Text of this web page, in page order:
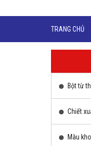
TRANG CHỦ
Bột từ
Chiết
Màu